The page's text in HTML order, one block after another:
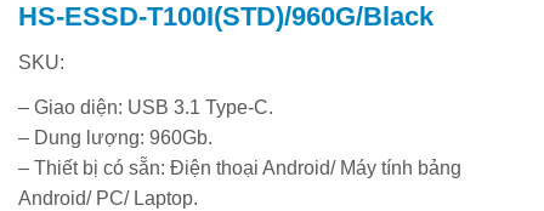
HS-ESSD-T100I(STD)/960G/Black
SKU:
– Giao diện: USB 3.1 Type-C.
– Dung lượng: 960Gb.
– Thiết bị có sẵn: Điện thoại Android/ Máy tính bảng
Android/ PC/ Laptop.